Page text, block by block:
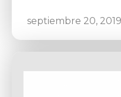
septiembre 20, 2019